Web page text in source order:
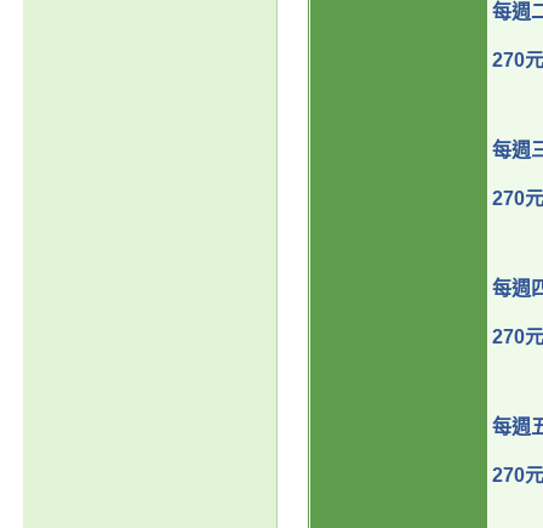
每週
270元
每週
270元
每週
270元
每週
270元